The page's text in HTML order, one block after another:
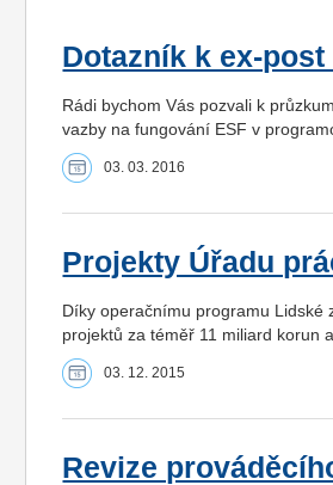
Dotazník k ex-
Rádi bychom Vás pozvali k
vazby na fungování ESF v
03. 03. 2016
Projekty Úřadu
Díky operačnímu programu Lidské
projektů za téměř 11 miliard korun
03. 12. 2015
Revize